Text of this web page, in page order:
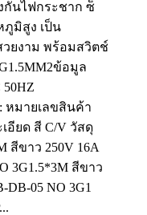
นไฟกระชาก ซ็
ภูมิสูง เป็น
ยงาม พร้อมสวิตช์
ข้อมูล
หมายเลขสินค้า
อียด สี C/V วัสดุ
สีขาว 250V 16A
3G1.5*3M สีขาว
DB-05 NO 3G1